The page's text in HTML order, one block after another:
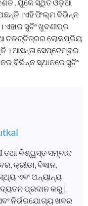
, ୟୁକେ ସ୍ଥିତ ଓଡ଼ିଆ
।ଏହି ଫିଲ୍ମ ବିଭିନ୍ନ
ସୁଟିଂ ଖୁବଶୀଘ୍ର
ଚଳଚ୍ଚିତ୍ରର ଲୋକପ୍ରିୟ
। ଆସନ୍ତା ସେପ୍ଟେମ୍ବର
ବିଭିନ୍ନ ସ୍ଥାନରେ ସୁଟିଂ
ବିଶ୍ୱସ୍ତ ସମ୍ବାଦ
କ୍ରୀଡା, ବିଜ୍ଞାନ,
ଏବଂ ଅନ୍ୟାନ୍ୟ
ପ୍ରଦାନ କରୁ |
ନିର୍ଭରଯୋଗ୍ୟ ଖବର